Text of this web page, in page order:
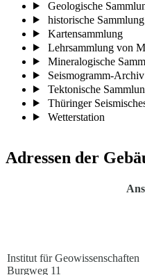
Geologische
historische
Kartensammlung
Lehrsammlung von
Mineralogische
Seismogramm-Archiv
Tektonische
Thüringer
Wetterstation
Adressen der
Institut für Geowissenschaften
Burgweg 11